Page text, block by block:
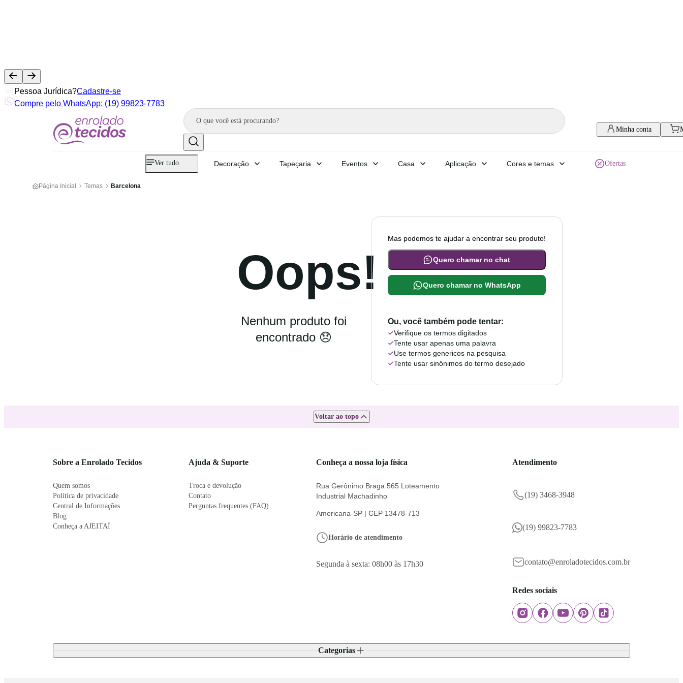
Pessoa Jurídica?Cadastre-se
Compre pelo WhatsApp: (19) 99823-7783
Minha conta
Ver tudo Decoração Tapeçaria Eventos Casa Aplicação Cores e temas Ofertas
Página Inicial Temas Barcelona
Oops!
Nenhum produto foi
encontrado 😞
Mas podemos te ajudar a encontrar seu produto!
Quero chamar no chat
Quero chamar no WhatsApp
Ou, você também pode tentar:
Verifique os termos digitados
Tente usar apenas uma palavra
Use termos genericos na pesquisa
Tente usar sinônimos do termo desejado
Voltar ao topo
Sobre a Enrolado Tecidos
Quem somos
Política de privacidade
Central de Informações
Blog
Conheça a AJEITAÍ
Ajuda & Suporte
Troca e devolução
Contato
Perguntas frequentes (FAQ)
Conheça a nossa loja física
Rua Gerônimo Braga 565 Loteamento
Industrial Machadinho
Americana-SP | CEP 13478-713
Horário de atendimento
Segunda à sexta: 08h00 às 17h30
Atendimento
(19) 3468-3948
(19) 99823-7783
contato@enroladotecidos.com.br
Redes sociais
Categorias